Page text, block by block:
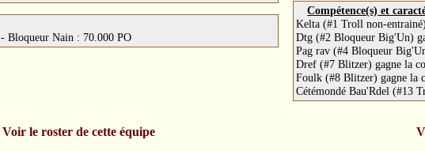
-Bloqueur Nain : 70.000 PO
Compétence(s) et
Kelta (#1 Troll non-
Dtg (#2 Bloqueur Big'Un)
Pag rav (#4 Bloqueur
Dref (#7 Blitzer) gagne la
Foulk (#8 Blitzer) gagne la
Cétémondé Bau'Rdel (#13
Voir le roster de cette équipe